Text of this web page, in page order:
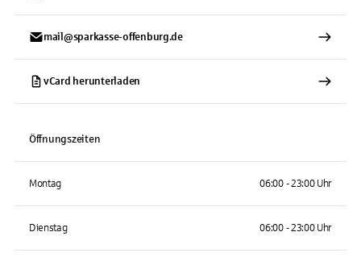
mail@sparkasse-offenburg.de
vCard herunterladen
Öffnungszeiten
Montag 06:00 - 23:00 Uhr
Dienstag 06:00 - 23:00 Uhr